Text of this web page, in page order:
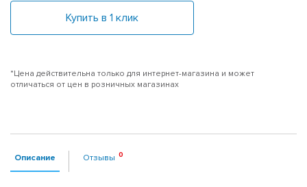
Купить в 1 клик
*Цена действительна только для интернет-магазина и может
отличаться от цен в розничных магазинах
Описание Отзывы